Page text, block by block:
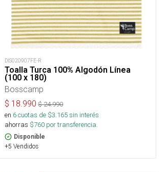
DIS020907FE-R
Toalla Turca 100% Algodón Línea
(100 x 180)
Bosscamp
$ 18.990 $24.990
en 6cuotas de $3.165sin interés
ahorras $760 por transferencia.
Disponible
+5 Vendidos